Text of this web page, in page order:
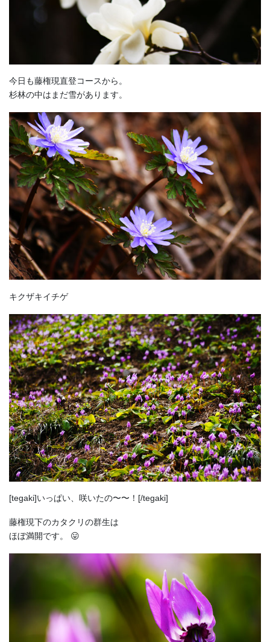
今日も藤権現直登コースから。
杉林の中はまだ雪があります。
キクザキイチゲ
[tegaki]いっぱい、咲いたの〜〜！[/tegaki]
藤権現下のカタクリの群生は
ほぼ満開です。 😛